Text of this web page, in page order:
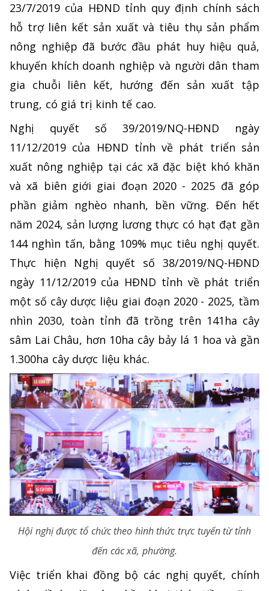
23/7/2019 của HĐND tỉnh quy định chính sách
hỗ trợ liên kết sản xuất và tiêu thụ sản phẩm
nông nghiệp đã bước đầu phát huy hiệu quả,
khuyến khích doanh nghiệp và người dân tham
gia chuỗi liên kết, hướng đến sản xuất tập
trung, có giá trị kinh tế cao.
Nghị quyết số 39/2019/NQ-HĐND ngày
11/12/2019 của HĐND tỉnh về phát triển sản
xuất nông nghiệp tại các xã đặc biệt khó khăn
và xã biên giới giai đoạn 2020 - 2025 đã góp
phần giảm nghèo nhanh, bền vững. Đến hết
năm 2024, sản lượng lương thực có hạt đạt gần
144 nghìn tấn, bằng 109% mục tiêu nghị quyết.
Thực hiện Nghị quyết số 38/2019/NQ-HĐND
ngày 11/12/2019 của HĐND tỉnh về phát triển
một số cây dược liệu giai đoạn 2020 - 2025, tầm
nhìn 2030, toàn tỉnh đã trồng trên 141ha cây
sâm Lai Châu, hơn 10ha cây bảy lá 1 hoa và gần
1.300ha cây dược liệu khác.
Hội nghị được tổ chức theo hình thức trực tuyến từ tỉnh
đến các xã, phường.
Việc triển khai đồng bộ các nghị quyết, chính